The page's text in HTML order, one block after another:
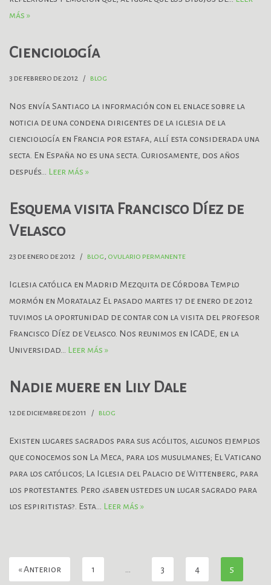
más »
Cienciología
3 de febrero de 2012 blog
Nos envía Santiago la información con el enlace sobre la
noticia de una condena dirigentes de la iglesia de la
cienciología en Francia por estafa, allí esta considerada una
secta. En España no es una secta. Curiosamente, dos años
después… Leer más »
Esquema visita Francisco Díez de
Velasco
23 de enero de 2012 blog, ovulario permanente
Iglesia católica en Madrid Mezquita de Córdoba Templo
mormón en Moratalaz El pasado martes 17 de enero de 2012
tuvimos la oportunidad de contar con la visita del profesor
Francisco Díez de Velasco. Nos reunimos en ICADE, en la
Universidad… Leer más »
Nadie muere en Lily Dale
12 de diciembre de 2011 blog
Existen lugares sagrados para sus acólitos, algunos ejemplos
que conocemos son La Meca, para los musulmanes; El Vaticano
para los católicos; La Iglesia del Palacio de Wittenberg, para
los protestantes. Pero ¿saben ustedes un lugar sagrado para
los espiritistas?. Esta… Leer más »
« Anterior 1 3 4 5